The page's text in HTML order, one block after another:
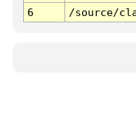
6
/source/